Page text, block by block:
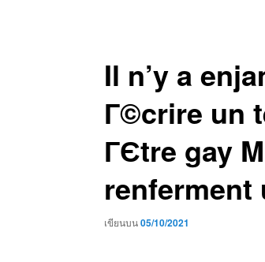
Il n’y a
Г©crire un
ГЄtre gay
เขียนบน05/10/2021